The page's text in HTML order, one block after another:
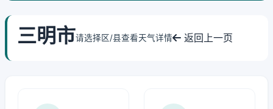
三明市请选择区/县查看天气详情 返回上一页